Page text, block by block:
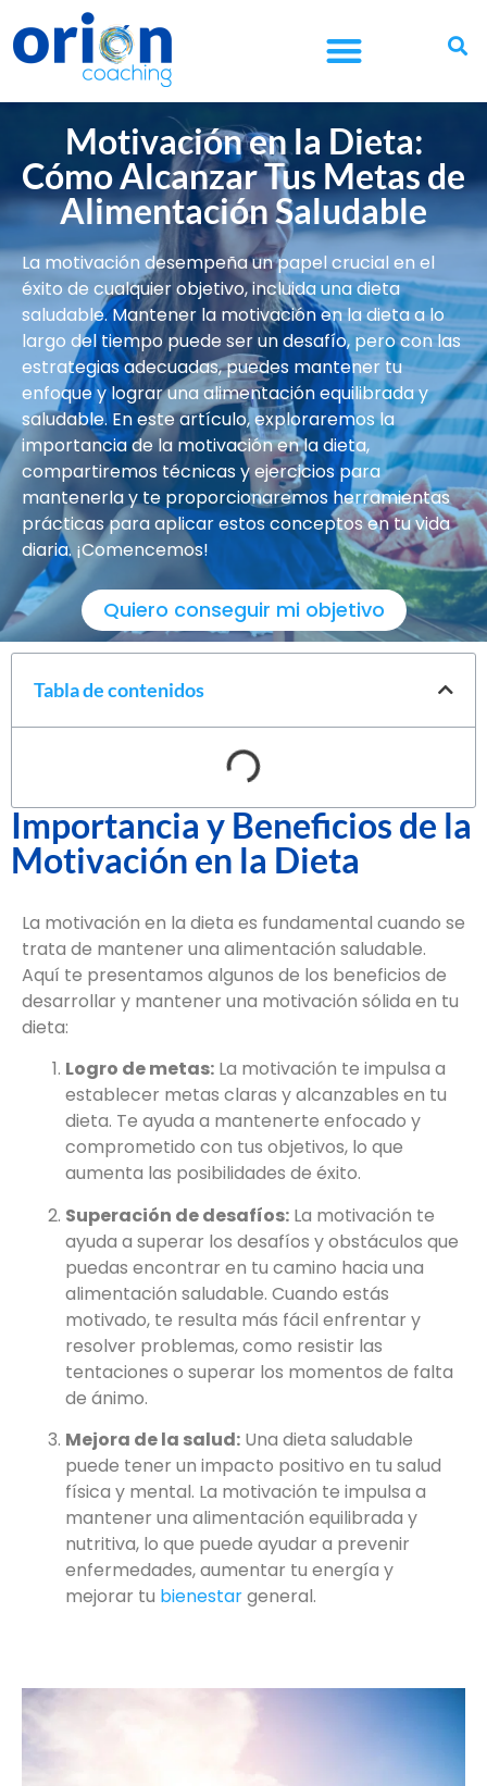
Motivación en la Dieta:
Cómo Alcanzar Tus Metas de
Alimentación Saludable
La motivación desempeña un papel crucial en el
éxito de cualquier objetivo, incluida una dieta
saludable. Mantener la motivación en la dieta a lo
largo del tiempo puede ser un desafío, pero con las
estrategias adecuadas, puedes mantener tu
enfoque y lograr una alimentación equilibrada y
saludable. En este artículo, exploraremos la
importancia de la motivación en la dieta,
compartiremos técnicas y ejercicios para
mantenerla y te proporcionaremos herramientas
prácticas para aplicar estos conceptos en tu vida
diaria. ¡Comencemos!
Quiero conseguir mi objetivo
Tabla de contenidos
Importancia y Beneficios de la
Motivación en la Dieta
La motivación en la dieta es fundamental cuando se
trata de mantener una alimentación saludable.
Aquí te presentamos algunos de los beneficios de
desarrollar y mantener una motivación sólida en tu
dieta:
Logro de metas: La motivación te impulsa a
establecer metas claras y alcanzables en tu
dieta. Te ayuda a mantenerte enfocado y
comprometido con tus objetivos, lo que
aumenta las posibilidades de éxito.
Superación de desafíos: La motivación te
ayuda a superar los desafíos y obstáculos que
puedas encontrar en tu camino hacia una
alimentación saludable. Cuando estás
motivado, te resulta más fácil enfrentar y
resolver problemas, como resistir las
tentaciones o superar los momentos de falta
de ánimo.
Mejora de la salud: Una dieta saludable
puede tener un impacto positivo en tu salud
física y mental. La motivación te impulsa a
mantener una alimentación equilibrada y
nutritiva, lo que puede ayudar a prevenir
enfermedades, aumentar tu energía y
mejorar tu bienestargeneral.